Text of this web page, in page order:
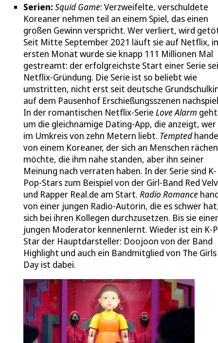
Serien: Squid Game: Verzweifelte, verschuldete
Koreaner nehmen teil an einem Spiel, das einen
großen Gewinn verspricht. Wer verliert, wird
Seit Mitte September 2021 läuft sie auf Netflix,
ersten Monat wurde sie knapp 111 Millionen Mal
gestreamt: der erfolgreichste Start einer Serie
Netflix-Gründung. Die Serie ist so beliebt wie
umstritten, nicht erst seit deutsche
auf dem Pausenhof Erschießungsszenen
In der romantischen Netflix-Serie Love Alarm
um die gleichnamige Dating-App, die anzeigt, wer
im Umkreis von zehn Metern liebt. Tempted
von einem Koreaner, der sich an Menschen rächen
möchte, die ihm nahe standen, aber ihn seiner
Meinung nach verraten haben. In der Serie sind K-
Pop-Stars zum Beispiel von der Girl-Band Red
und Rapper Real.de am Start. Radio Romance
von einer jungen Radio-Autorin, die es schwer
sich bei ihren Kollegen durchzusetzen. Bis sie
jungen Moderator kennenlernt. Wieder ist ein K-
Star der Hauptdarsteller: Doojoon von der Band
Highlight und auch ein Bandmitglied von The Girls
Day ist dabei.